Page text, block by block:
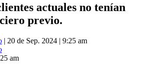
actuales no tenían
previo.
| 20 de Sep. 2024 | 9:25 am
am